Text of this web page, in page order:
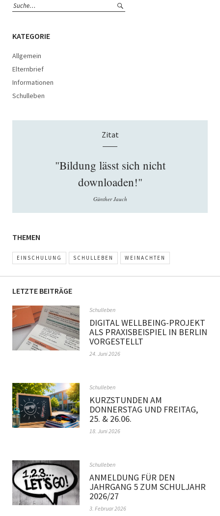
KATEGORIE
Allgemein
Elternbrief
Informationen
Schulleben
Zitat
"Bildung lässt sich nicht
downloaden!"
Günther Jauch
THEMEN
EINSCHULUNG SCHULLEBEN WEINACHTEN
LETZTE BEITRÄGE
Schulleben
DIGITAL WELLBEING-PROJEKT
ALS PRAXISBEISPIEL IN BERLIN
VORGESTELLT
24. Juni 2026
Schulleben
KURZSTUNDEN AM
DONNERSTAG UND FREITAG,
25. & 26.06.
18. Juni 2026
Schulleben
ANMELDUNG FÜR DEN
JAHRGANG 5 ZUM SCHULJAHR
2026/27
3. Februar 2026